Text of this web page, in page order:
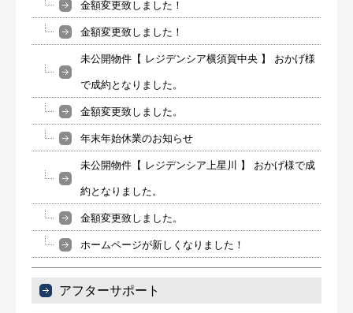
金額変更致しました！
金額変更致しました！
未公開物件【 レジデンシア横須賀中央 】 おかげ様
で成約となりました。
金額変更致しました。
年末年始休業のお知らせ
未公開物件【 レジデンシア上星川 】 おかげ様で成
約となりました。
金額変更致しました。
ホームページが新しくなりました！
アフターサポート